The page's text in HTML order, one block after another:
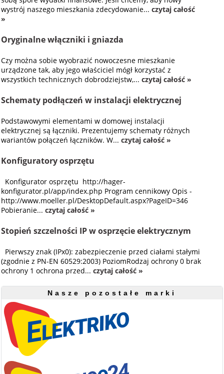
wystrój naszego mieszkania zdecydowanie...czytaj całość
»
Oryginalne włączniki i gniazda
Czy można sobie wyobrazić nowoczesne mieszkanie
urządzone tak, aby jego właściciel mógł korzystać z
wszystkich technicznych dobrodziejstw,...czytaj całość »
Schematy podłączeń w instalacji elektrycznej
Podstawowymi elementami w domowej instalacji
elektrycznej są łączniki. Prezentujemy schematy różnych
wariantów połączeń łączników. W...czytaj całość »
Konfiguratory osprzętu
Konfigurator osprzętu http://hager-
konfigurator.pl/app/index.php Program cennikowy Opis -
http://www.moeller.pl/DesktopDefault.aspx?PageID=346
Pobieranie...czytaj całość »
Stopień szczelności IP w osprzęcie elektrycznym
Pierwszy znak (IPx0): zabezpieczenie przed ciałami stałymi
(zgodnie z PN-EN 60529:2003) PoziomRodzaj ochrony 0 brak
ochrony 1 ochrona przed...czytaj całość »
Nasze pozostałe marki